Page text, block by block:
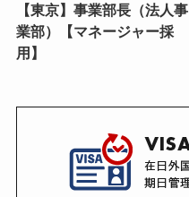
【東京】事業部長（法人事
業部）【マネージャー採
用】